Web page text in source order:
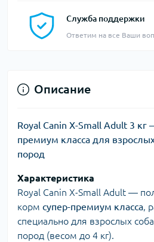
Служба поддержки
Ответим на все Ваши
Описание
Royal Canin X-Small Adult 3 кг
премиум класса для
пород
Характеристика
Royal Canin X-Small Adult —
корм супер-премиум класса,
специально для взрослых
пород (весом до 4 кг).